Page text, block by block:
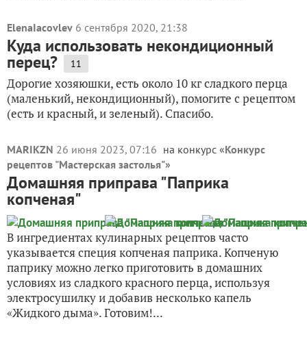
ElenaIacovlev 6 сентября 2020, 21:38
Куда использовать некондиционный
перец? 11
Дорогие хозяюшки, есть около 10 кг сладкого перца
(маленький, некондиционный), помогите с рецептом
(есть и красный, и зеленый). Спасибо.
MARIKZN 26 июня 2023, 07:16 на конкурс «Конкурс
рецептов "Мастерская застолья"»
Домашняя приправа "Паприка
копченая"
В ингредиентах кулинарных рецептов часто
указывается специя копченая паприка. Копченую
паприку можно легко приготовить в домашних
условиях из сладкого красного перца, используя
электросушилку и добавив несколько капель
«Жидкого дыма». Готовим!...